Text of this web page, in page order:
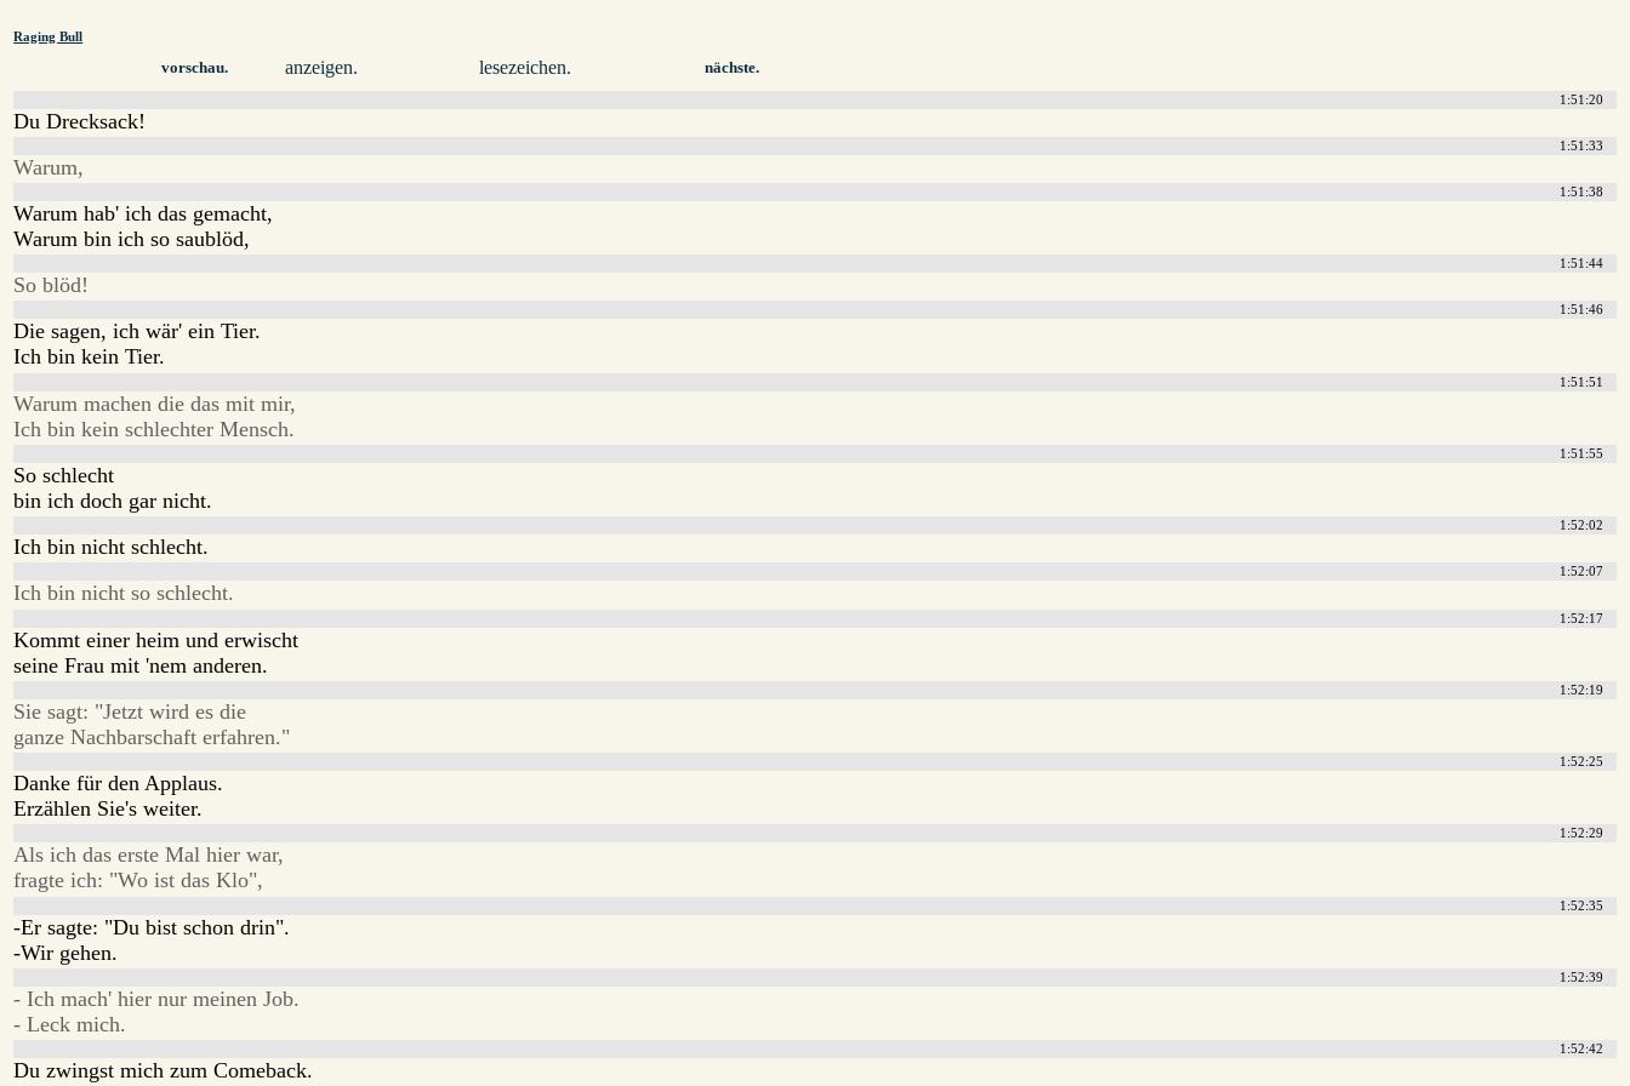
Raging Bull
vorschau. anzeigen. lesezeichen. nächste.
1:51:20
Du Drecksack!
1:51:33
Warum,
1:51:38
Warum hab' ich das gemacht,
Warum bin ich so saublöd,
1:51:44
So blöd!
1:51:46
Die sagen, ich wär' ein Tier.
Ich bin kein Tier.
1:51:51
Warum machen die das mit mir,
Ich bin kein schlechter Mensch.
1:51:55
So schlecht
bin ich doch gar nicht.
1:52:02
Ich bin nicht schlecht.
1:52:07
Ich bin nicht so schlecht.
1:52:17
Kommt einer heim und erwischt
seine Frau mit 'nem anderen.
1:52:19
Sie sagt: "Jetzt wird es die
ganze Nachbarschaft erfahren."
1:52:25
Danke für den Applaus.
Erzählen Sie's weiter.
1:52:29
Als ich das erste Mal hier war,
fragte ich: "Wo ist das Klo",
1:52:35
-Er sagte: "Du bist schon drin".
-Wir gehen.
1:52:39
- Ich mach' hier nur meinen Job.
- Leck mich.
1:52:42
Du zwingst mich zum Comeback.